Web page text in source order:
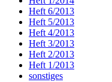
Heft 6/2013
Heft 5/2013
Heft 4/2013
Heft 3/2013
Heft 2/2013
Heft 1/2013
sonstiges